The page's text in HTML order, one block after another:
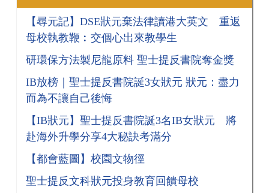
【尋元記】DSE狀元棄法律讀港大英文 重返
母校執教鞭︰交個心出來教學生
研環保方法製尼龍原料 聖士提反書院奪金獎
​​​​​​​IB放榜｜聖士提反書院誕3女狀元 狀元：盡力
而為不讓自己後悔
【IB狀元】聖士提反書院誕3名IB女狀元 將
赴海外升學分享4大秘訣考滿分
【都會藍圖】校園文物徑
聖士提反文科狀元投身教育回饋母校